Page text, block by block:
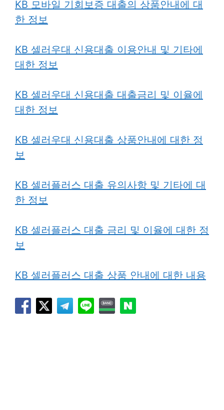
KB 모바일 기회보증 대출의 상품안내에 대
한 정보
KB 셀러우대 신용대출 이용안내 및 기타에
대한 정보
KB 셀러우대 신용대출 대출금리 및 이율에
대한 정보
KB 셀러우대 신용대출 상품안내에 대한 정
보
KB 셀러플러스 대출 유의사항 및 기타에 대
한 정보
KB 셀러플러스 대출 금리 및 이율에 대한 정
보
KB 셀러플러스 대출 상품 안내에 대한 내용